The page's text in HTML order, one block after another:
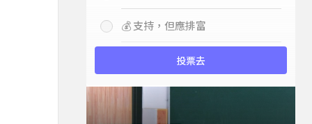
💰 支持，但應排富
投票去